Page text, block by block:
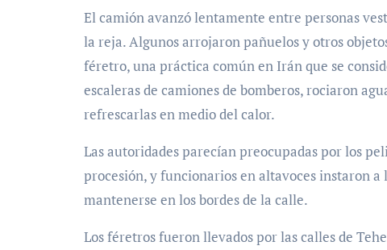
El camión avanzó lentamente entre personas
la reja. Algunos arrojaron pañuelos y otros
féretro, una práctica común en Irán que se
escaleras de camiones de bomberos, rociaron
refrescarlas en medio del calor.
Las autoridades parecían preocupadas por los
procesión, y funcionarios en altavoces instaron
mantenerse en los bordes de la calle.
Los féretros fueron llevados por las calles de